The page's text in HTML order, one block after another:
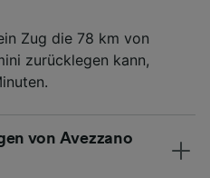
Zug die 78 km von
zurücklegen kann,
von Avezzano